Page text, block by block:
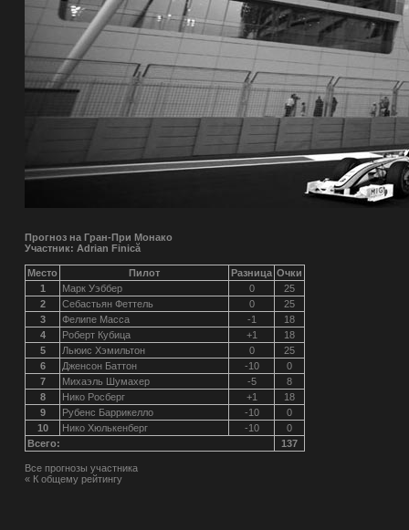
Прогноз на Гран-При Монако
Участник: Adrian Finică
Место Пилот Разница Очки
1
Марк Уэббер 0
25
2
Себастьян Феттель 0
25
3
Фелипе Масса -1
18
4
Роберт Кубица +1
18
5
Льюис Хэмильтон 0
25
6
Дженсон Баттон -10
0
7
Михаэль Шумахер -5
8
8
Нико Росберг +1
18
9
Рубенс Баррикелло -10
0
10
Нико Хюлькенберг -10
0
Всего:
137
Все прогнозы участника
« К общему рейтингу